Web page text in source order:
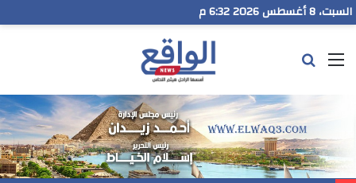
السبت، 8 أغسطس 2026 6:32 م
القائمة